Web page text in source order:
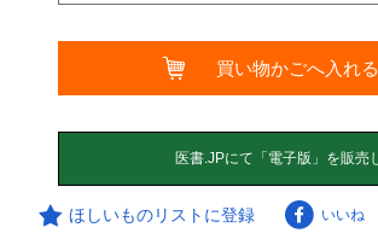
買い物かごへ入れる
ほしいものリストに登録 いいね